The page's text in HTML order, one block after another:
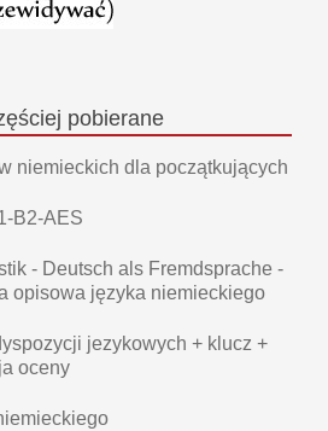
pobierane
niemieckich dla początkujących
B2-AES
- Deutsch als Fremdsprache -
opisowa języka niemieckiego
jezykowych + klucz +
oceny